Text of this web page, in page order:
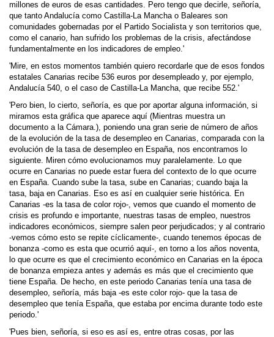
millones de euros de esas cantidades. Pero tengo que decirle, señoría,
que tanto Andalucía como Castilla-La Mancha o Baleares son
comunidades gobernadas por el Partido Socialista y son territorios que,
como el canario, han sufrido los problemas de la crisis, afectándose
fundamentalmente en los indicadores de empleo.'
'Mire, en estos momentos también quiero recordarle que de esos fondos
estatales Canarias recibe 536 euros por desempleado y, por ejemplo,
Andalucía 540, o el caso de Castilla-La Mancha, que recibe 552.'
'Pero bien, lo cierto, señoría, es que por aportar alguna información, si
miramos esta gráfica que aparece aquí (Mientras muestra un
documento a la Cámara.), poniendo una gran serie de número de años
de la evolución de la tasa de desempleo en Canarias, comparada con la
evolución de la tasa de desempleo en España, nos encontramos lo
siguiente. Miren cómo evolucionamos muy paralelamente. Lo que
ocurre en Canarias no puede estar fuera del contexto de lo que ocurre
en España. Cuando sube la tasa, sube en Canarias; cuando baja la
tasa, baja en Canarias. Eso es así en cualquier serie histórica. En
Canarias -es la tasa de color rojo-, vemos que cuando el momento de
crisis es profundo e importante, nuestras tasas de empleo, nuestros
indicadores económicos, siempre salen peor perjudicados; y al contrario
-vemos cómo esto se repite cíclicamente-, cuando tenemos épocas de
bonanza -como es esta que ocurrió aquí-, en torno a los años noventa,
lo que ocurre es que el crecimiento económico en Canarias en la época
de bonanza empieza antes y además es más que el crecimiento que
tiene España. De hecho, en este periodo Canarias tenía una tasa de
desempleo, señoría, más baja -es este color rojo- que la tasa de
desempleo que tenía España, que estaba por encima durante todo este
periodo.'
'Pues bien, señoría, si eso es así es, entre otras cosas, por las